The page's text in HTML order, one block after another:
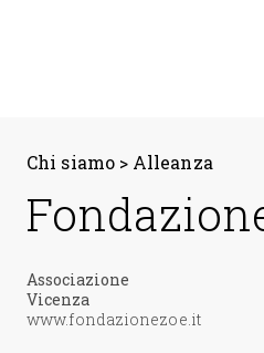
Chi siamo> Alleanza
Associazione
Vicenza
www.fondazionezoe.it